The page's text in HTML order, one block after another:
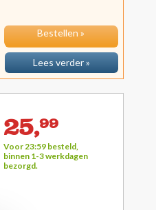
Bestellen »
Lees verder »
25,99
Voor 23:59 besteld,
binnen 1-3 werkdagen
bezorgd.